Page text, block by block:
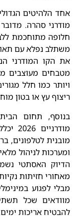
אחד הלהיטים
מודרני סהרה.
חלופה מתוחכמת
משתלב נפלא עם
את הקו המודרני
מטבחים מעוצבים
ויותר כמו חלל
ריצוף עץ או בטון
בנוסף, תחום
מובנית לטלפונים,
ומערכות לניהול
הדיוק האסתטי
מאחורי חזיתות
מבלי לפגוע
מוודאים שכל
להבטיח אריכות